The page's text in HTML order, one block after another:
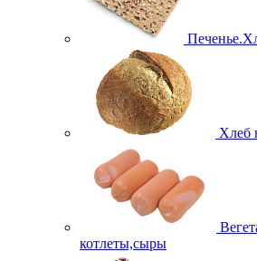
Хлеб
котлеты,сыры